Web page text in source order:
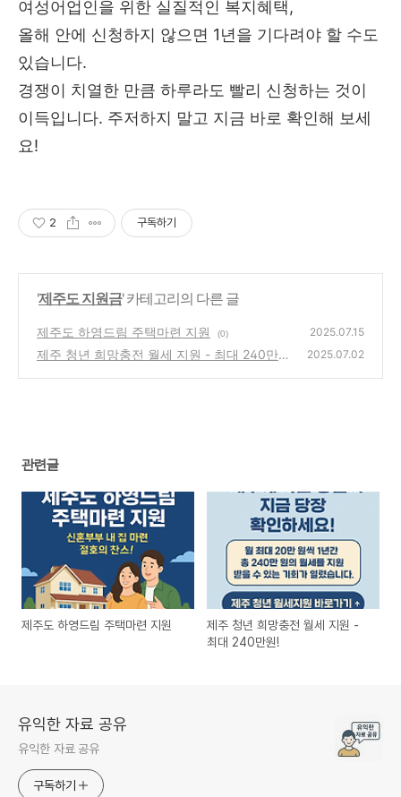
여성어업인을 위한 실질적인 복지혜택,
올해 안에 신청하지 않으면 1년을 기다려야 할 수도
있습니다.
경쟁이 치열한 만큼 하루라도 빨리 신청하는 것이
이득입니다. 주저하지 말고 지금 바로 확인해 보세
요!
2 구독하기
'제주도 지원금' 카테고리의 다른 글
제주도 하영드림 주택마련 지원 (0) 2025.07.15
제주 청년 희망충전 월세 지원 - 최대 240만
2025.07.02
관련글
제주도 하영드림 주택마련 지원
제주 청년 희망충전 월세 지원 -
최대 240만원!
유익한 자료 공유
유익한 자료 공유
구독하기